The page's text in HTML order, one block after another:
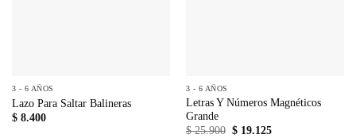
3 - 6 AÑOS
Lazo Para Saltar Balineras
$8.400
3 - 6 AÑOS
Letras Y Números Magnéticos
Grande
$25.900 El
$19.125El